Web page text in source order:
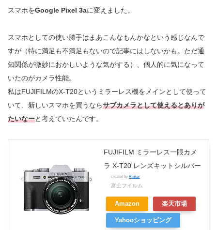
スマホをGoogle Pixel 3aに変えました。
スマホとしての使い勝手はまあこんなもんかなという感じなんで
すが（特に満足も不満足もないので記事にはしないかも。ただ通
知関係が微妙におかしいような気がする）、個人的に気になって
いたのがカメラ性能。
私はFUJIFILMのX-T20というミラーレス機をメインとして使って
いて、新しいスマホを買うならサブカメラとして使えるとありが
たいなーと考えていたんです。
FUJIFILM ミラーレス一眼カメ
ラ X-T20 レンズキットシルバー
created by Rinker
富士フイルム
Amazon 楽天市場
Yahooショッピング